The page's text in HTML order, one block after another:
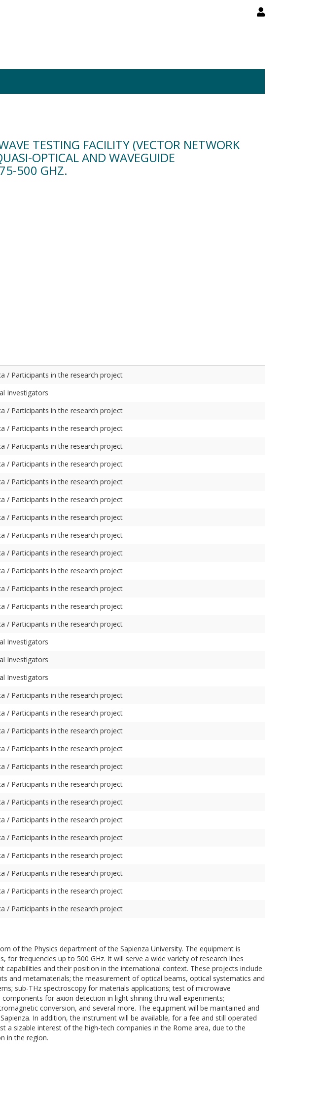
TESTING FACILITY (VECTOR NETWORK
OPTICAL AND WAVEGUIDE
500 GHZ.
/ Participants in the research project
Investigators
/ Participants in the research project
/ Participants in the research project
/ Participants in the research project
/ Participants in the research project
/ Participants in the research project
/ Participants in the research project
/ Participants in the research project
/ Participants in the research project
/ Participants in the research project
/ Participants in the research project
/ Participants in the research project
/ Participants in the research project
/ Participants in the research project
Investigators
Investigators
Investigators
/ Participants in the research project
/ Participants in the research project
/ Participants in the research project
/ Participants in the research project
/ Participants in the research project
/ Participants in the research project
/ Participants in the research project
/ Participants in the research project
/ Participants in the research project
/ Participants in the research project
/ Participants in the research project
/ Participants in the research project
/ Participants in the research project
of the Physics department of the Sapienza University. The equipment is
frequencies up to 500 GHz. It will serve a wide variety of research lines
and their position in the international context. These projects include
and metamaterials; the measurement of optical beams, optical systematics and
sub-THz spectroscopy for materials applications; test of microwave
for axion detection in light shining thru wall experiments;
conversion, and several more. The equipment will be maintained and
In addition, the instrument will be available, for a fee and still operated
sizable interest of the high-tech companies in the Rome area, due to the
in the region.